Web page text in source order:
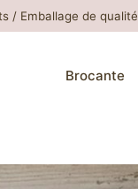
/ Emballage de qualité
Brocante